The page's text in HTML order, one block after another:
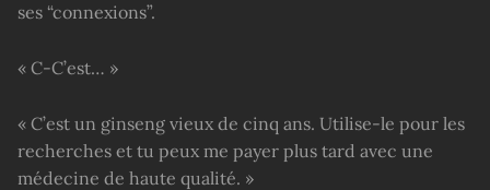
ses “connexions”.
« C-C’est… »
« C’est un ginseng vieux de cinq ans. Utilise-le pour les
recherches et tu peux me payer plus tard avec une
médecine de haute qualité. »